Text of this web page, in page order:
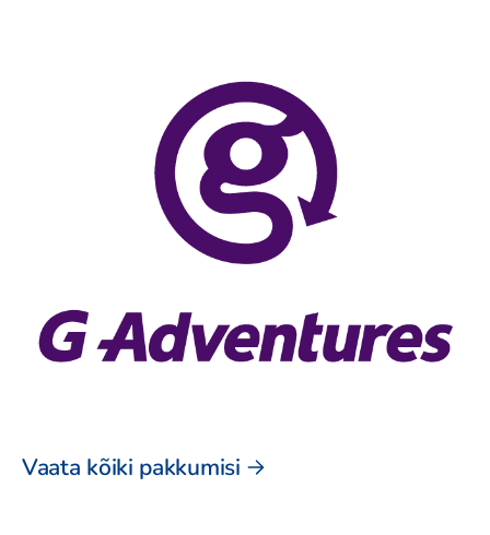
Vaata kõiki pakkumisi